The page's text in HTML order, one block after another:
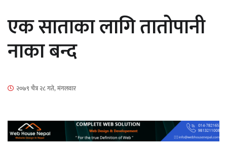
नियन्त्रणमा
एक साताका लागि तातोपानी
नाका बन्द
२०७९ चैत्र २८ गते, मंगलवार